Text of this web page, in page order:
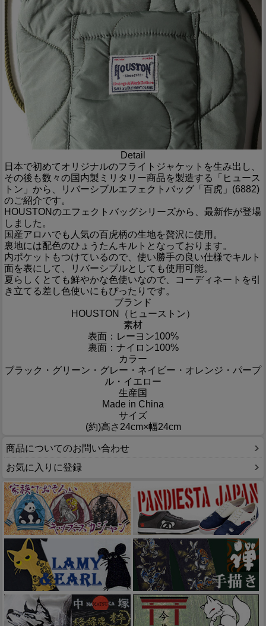
Detail
日本で初めてオリジナルのフライトジャケットを生み出し、
その後も数々の国内製ミリタリー商品を製造する「ヒュース
トン」から、リバーシブルエフェクトバッグ「百虎」(6882)
のご紹介です。
HOUSTONのエフェクトバッグシリーズから、最新作が登場
しました。
国産アロハでも人気の百虎柄の生地を贅沢に使用。
裏地には配色のひょうたんキルトとなっております。
内ポケットもつけているので、使い勝手の良い仕様でキルト
面を表にして、リバーシブルとしても使用可能。
夏らしくとても鮮やかな色使いなので、コーディネートを引
き立てる差し色使いにもぴったりです。
ブランド
HOUSTON（ヒューストン）
素材
表面：レーヨン100%
裏面：ナイロン100%
カラー
ブラック・グリーン・グレー・ネイビー・オレンジ・パープ
ル・イエロー
生産国
Made in China
サイズ
(約)高さ24cm×幅24cm
商品についてのお問い合わせ
お気に入りに登録